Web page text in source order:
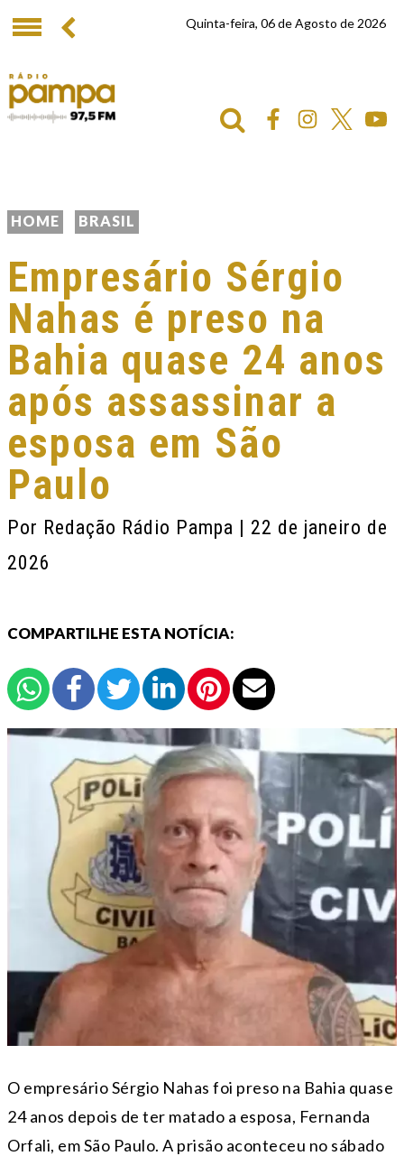
Quinta-feira, 06 de Agosto de 2026
HOME BRASIL
Empresário Sérgio
Nahas é preso na
Bahia quase 24 anos
após assassinar a
esposa em São
Paulo
Por Redação Rádio Pampa | 22 de janeiro de
2026
COMPARTILHE ESTA NOTÍCIA:
O empresário Sérgio Nahas foi preso na Bahia quase
24 anos depois de ter matado a esposa, Fernanda
Orfali, em São Paulo. A prisão aconteceu no sábado